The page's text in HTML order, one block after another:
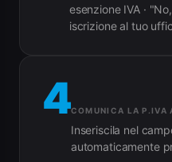
esenzione IVA ·
iscrizione al tuo
4COMUNICA LA P.IVA
Inseriscila nel
automaticamente